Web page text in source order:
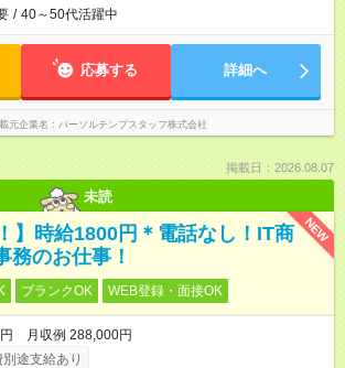
/ 40～50代活躍中
応募する 詳細へ
元企業名 パーソルテンプスタッフ株式会社
掲載日：2026.08.07
未読
NEW
】時給1800円＊電話なし！IT商
務のお仕事！
ブランクOK WEB登録・面接OK
月収例 288,000円
途支給あり